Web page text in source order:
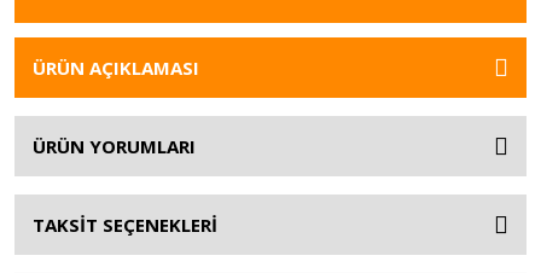
ÜRÜN AÇIKLAMASI
ÜRÜN YORUMLARI
TAKSİT SEÇENEKLERİ